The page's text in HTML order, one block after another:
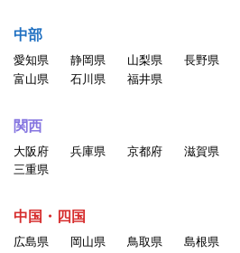
中部
愛知県 静岡県 山梨県 長野県
富山県
石川県 福井県
関西
大阪府 兵庫県 京都府 滋賀県
三重県
中国・四国
広島県 岡山県 鳥取県 島根県